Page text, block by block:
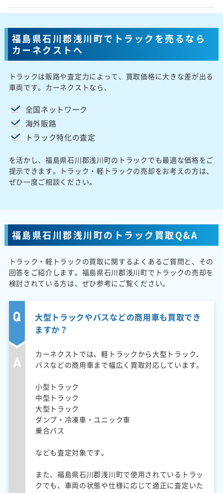
福島県石川郡浅川町でトラックを売るなら
カーネクストへ
トラックは販路や査定力によって、買取価格に大きな差が出る
車両です。カーネクストなら、
全国ネットワーク
海外販路
トラック特化の査定
を活かし、福島県石川郡浅川町のトラックでも最適な価格をご
提示できます。トラック・軽トラックの売却をお考えの方は、
ぜひ一度ご相談ください。
福島県石川郡浅川町のトラック買取Q&A
トラック・軽トラックの買取に関するよくあるご質問と、その
回答をご紹介します。福島県石川郡浅川町でトラックの売却を
検討されている方は、ぜひ参考にご覧ください。
大型トラックやバスなどの商用車も買取でき
ますか？
カーネクストでは、軽トラックから大型トラック、
バスなどの商用車まで幅広く買取対応しています。
小型トラック
中型トラック
大型トラック
ダンプ・冷凍車・ユニック車
乗合バス
なども査定対象です。
また、福島県石川郡浅川町で使用されているトラッ
クでも、車両の状態や仕様に応じて適正に査定いた